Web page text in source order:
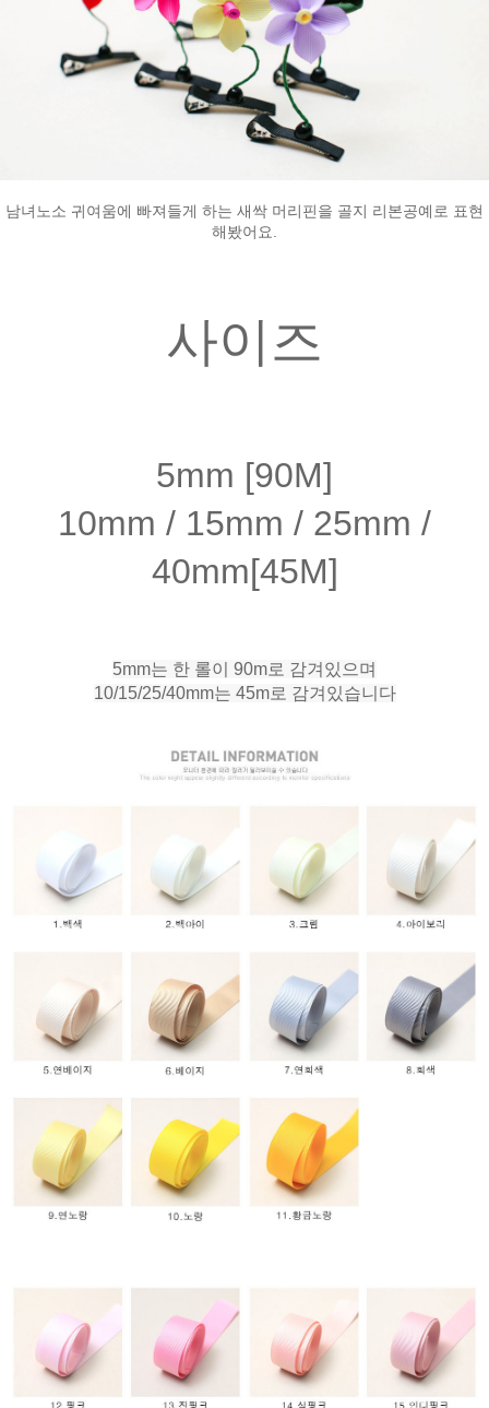
남녀노소 귀여움에 빠져들게 하는 새싹 머리핀을 골지 리본공예로 표현
해봤어요.
사이즈
5mm [90M]
10mm / 15mm / 25mm /
40mm[45M]
5mm는 한 롤이 90m로 감겨있으며
10/15/25/40mm는 45m로 감겨있습니다